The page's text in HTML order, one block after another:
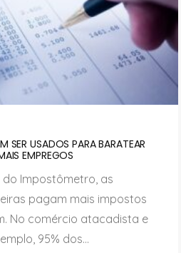
SER USADOS PARA BARATEAR
EMPREGOS
Impostômetro, as
pagam mais impostos
No comércio atacadista e
95% dos...